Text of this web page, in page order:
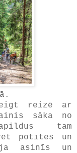
reizē ar
sāka no
tam
potītes un
asinīs un